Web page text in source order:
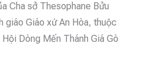
Cha sở Thesophane Bửu
giáo Giáo xứ An Hòa, thuộc
Dòng Mến Thánh Giá Gò